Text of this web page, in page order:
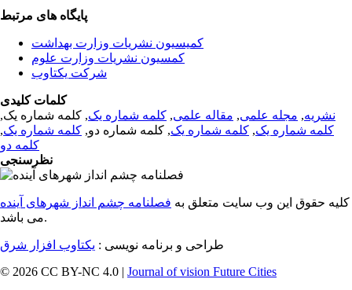
پایگاه های مرتبط
کمیسیون نشریات وزارت بهداشت
کمسیون نشریات وزارت علوم
شرکت یکتاوب
کلمات کلیدی
نشریه, مجله علمی, مقاله علمی, کلمه شماره یک, کلمه شماره یک,
کلمه شماره یک, کلمه شماره یک, کلمه شماره دو, کلمه شماره یک,
کلمه دو
نظرسنجی
کلیه حقوق این وب سایت متعلق به فصلنامه چشم انداز شهرهای آینده
می باشد.
طراحی و برنامه نویسی : یکتاوب افزار شرق
© 2026 CC BY-NC 4.0 | Journal of vision Future Cities